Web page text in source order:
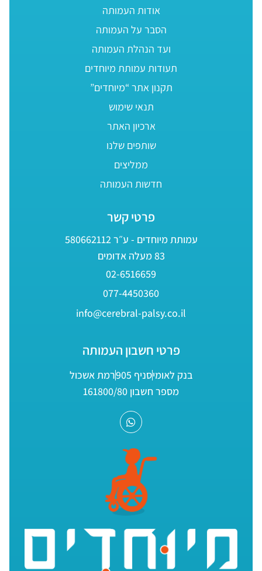
אודות העמותה
הסבר על העמותה
ועד הנהלת העמותה
תעודות עמותת מיוחדים
תקנון אתר “מיוחדים”
תנאי שימוש
ארכיון האתר
שותפים שלנו
ממליצים
חדשות העמותה
פרטי קשר
עמותת מיוחדים - ע״ר 580662112
83 מעלה אדומים
02-6516659
077-4450360
info@cerebral-palsy.co.il
פרטי חשבון העמותה
בנק לאומיסניף 905
רמת אשכול
מספר חשבון 161800/80